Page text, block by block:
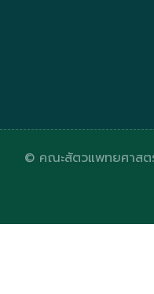
© คณะสัตวแพทยศาสต